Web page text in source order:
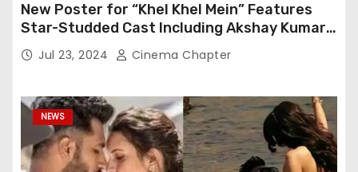
New Poster for “Khel Khel Mein” Features
Star-Studded Cast Including Akshay Kumar,
Taapsee Pannu, Fardeen Khan, and More
Jul 23, 2024 Cinema Chapter
NEWS